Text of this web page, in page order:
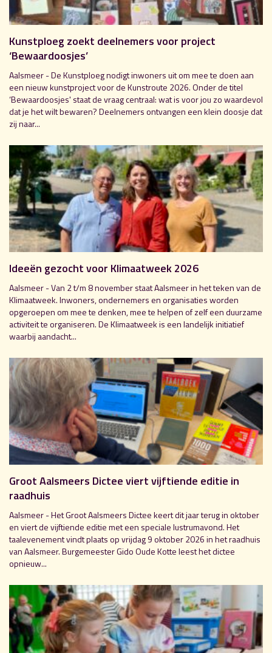
Kunstploeg zoekt deelnemers voor project
‘Bewaardoosjes’
Aalsmeer - De Kunstploeg nodigt inwoners uit om mee te doen aan
een nieuw kunstproject voor de Kunstroute 2026. Onder de titel
‘Bewaardoosjes' staat de vraag centraal: wat is voor jou zo waardevol
dat je het wilt bewaren? Deelnemers ontvangen een klein doosje dat
zij naar...
Ideeën gezocht voor Klimaatweek 2026
Aalsmeer - Van 2 t/m 8 november staat Aalsmeer in het teken van de
Klimaatweek. Inwoners, ondernemers en organisaties worden
opgeroepen om mee te denken, mee te helpen of zelf een duurzame
activiteit te organiseren. De Klimaatweek is een landelijk initiatief
waarbij aandacht...
Groot Aalsmeers Dictee viert vijftiende editie in
raadhuis
Aalsmeer - Het Groot Aalsmeers Dictee keert dit jaar terug in oktober
en viert de vijftiende editie met een speciale lustrumavond. Het
taalevenement vindt plaats op vrijdag 9 oktober 2026 in het raadhuis
van Aalsmeer. Burgemeester Gido Oude Kotte leest het dictee
opnieuw...